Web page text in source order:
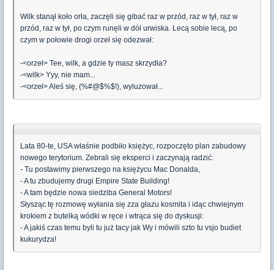
Wilk stanął koło orła, zaczęli się gibać raz w przód, raz w tył, raz w
przód, raz w tył, po czym runęli w dół urwiska. Lecą sobie lecą, po
czym w połowie drogi orzeł się odezwał:
-<orzeł> Tee, wilk, a gdzie ty masz skrzydła?
-<wilk> Yyy, nie mam...
-<orzeł> Aleś się, (%#@$%$!), wyluzował...
Lata 80-te, USA właśnie podbiło księżyc, rozpoczęto plan zabudowy
nowego terytorium. Zebrali się eksperci i zaczynają radzić:
- Tu postawimy pierwszego na księżycu Mac Donalda,
- A tu zbudujemy drugi Empire State Building!
- A tam będzie nowa siedziba General Motors!
Słysząc tę rozmowę wyłania się zza głazu kosmita i idąc chwiejnym
krokiem z butelką wódki w ręce i wtrąca się do dyskusji:
- A jakiś czas temu byli tu już tacy jak Wy i mówili szto tu vsjo budiet
kukurydza!